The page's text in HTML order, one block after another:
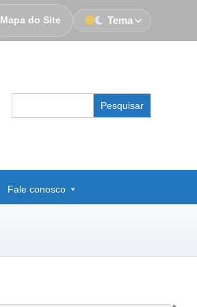
Mapa do Site Tema
for:
Fale conosco